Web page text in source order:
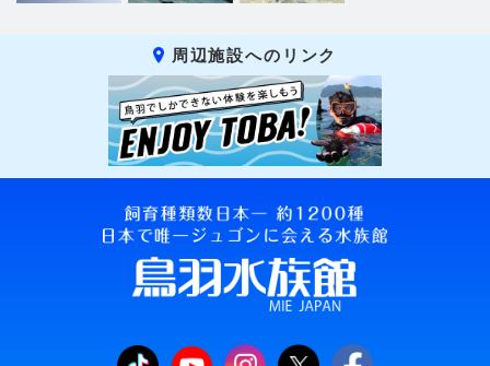
周辺施設へのリンク